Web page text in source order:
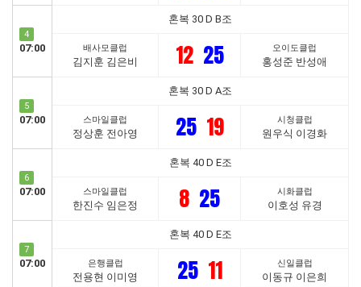
4
07:00
혼복 30 D B조
배사모클럽
김지훈 김은비 12 25 오이도클럽
홍성준 반성애
5
07:00
혼복 30 D A조
스마일클럽
정상훈 전아영 25 19 시청클럽
원우식 이경화
6
07:00
혼복 40 D E조
스마일클럽
한진수 임은정 8 25 시화클럽
이호성 유경
7
07:00
혼복 40 D E조
은행클럽
전용현 이미영 25 11 신일클럽
이동규 이은희